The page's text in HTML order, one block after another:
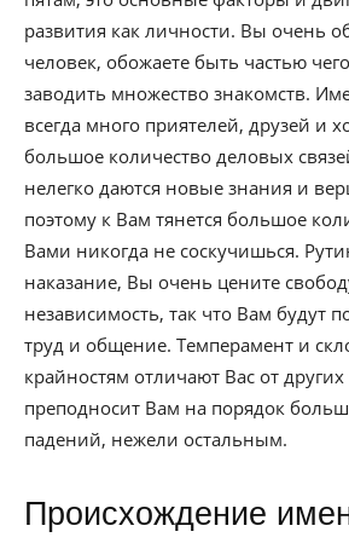
развития как личности. Вы очень
человек, обожаете быть частью
заводить множество знакомств.
всегда много приятелей, друзей и
большое количество деловых
нелегко даются новые знания и
поэтому к Вам тянется большое
Вами никогда не соскучишься.
наказание, Вы очень цените
независимость, так что Вам будут
труд и общение. Темперамент и
крайностям отличают Вас от
преподносит Вам на порядок
падений, нежели остальным.
Происхождение